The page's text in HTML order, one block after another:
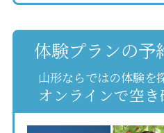
体験プランの予
山形ならではの体験を
オンラインで空